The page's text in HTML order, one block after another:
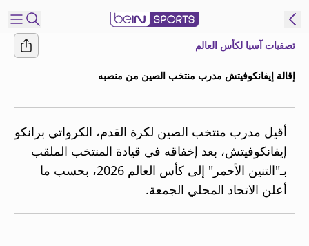
النسخة
MENA
إدارة
التنبيهات
تصفيات آسيا لكأس العالم
إقالة إيفانكوفيتش مدرب منتخب الصين من منصبه
أقيل مدرب منتخب الصين لكرة القدم، الكرواتي برانكو
إيفانكوفيتش، بعد إخفاقه في قيادة المنتخب الملقب
بـ"التنين الأحمر" إلى كأس العالم 2026، بحسب ما
أعلن الاتحاد المحلي الجمعة.